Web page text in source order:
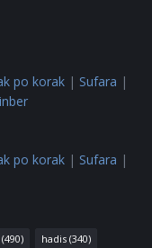
po korak | Sufara |
po korak | Sufara |
(490) hadis (340)